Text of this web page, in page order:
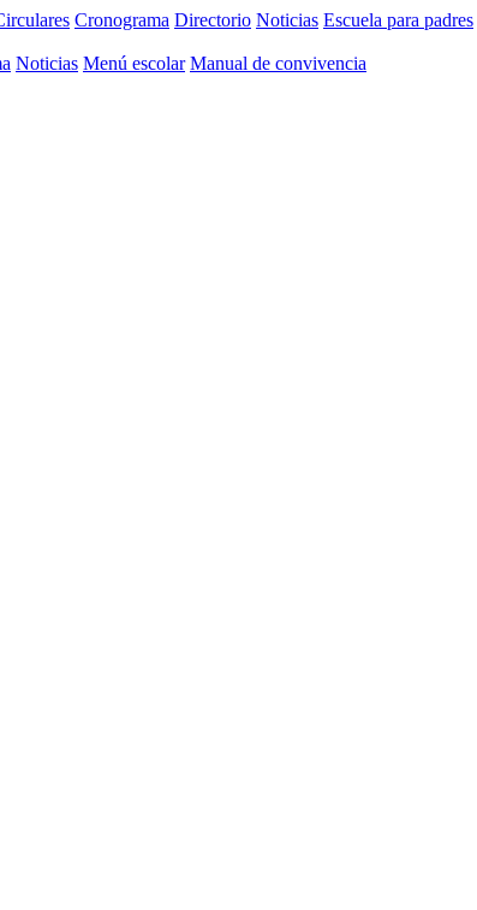
Cronograma Directorio Noticias Escuela para padres
Noticias Menú escolar Manual de convivencia